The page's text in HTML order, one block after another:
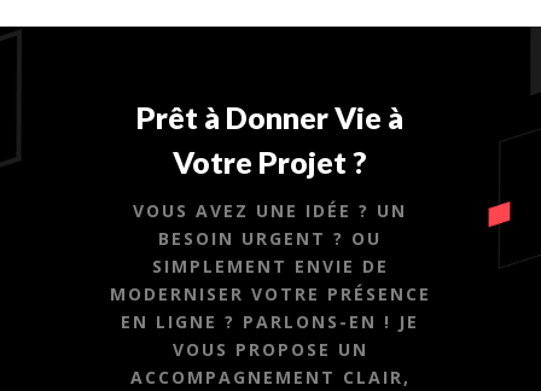
Prêt à Donner Vie à
Votre Projet ?
VOUS AVEZ UNE IDÉE ? UN
BESOIN URGENT ? OU
SIMPLEMENT ENVIE DE
MODERNISER VOTRE PRÉSENCE
EN LIGNE ? PARLONS-EN ! JE
VOUS PROPOSE UN
ACCOMPAGNEMENT CLAIR,